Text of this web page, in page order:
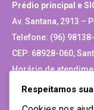
Prédio principal e
Av. Santana, 2913 –
Telefone: (96)
CEP: 68928-060,
Horário de
Site Antigo
Respeitamos